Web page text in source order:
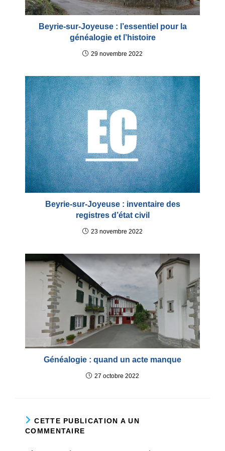
Beyrie-sur-Joyeuse : l’essentiel pour la
généalogie et l’histoire
29 novembre 2022
Beyrie-sur-Joyeuse : inventaire des
registres d’état civil
23 novembre 2022
Généalogie : quand un acte manque
27 octobre 2022
CETTE PUBLICATION A UN
COMMENTAIRE